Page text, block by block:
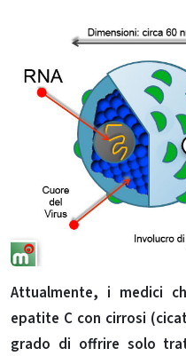
Attualmente, i medici
epatite C con cirrosi
grado di offrire solo